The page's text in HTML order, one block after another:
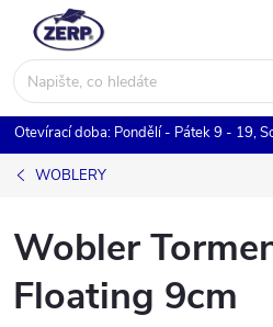
obsah
Otevírací doba: Pondělí - Pátek 9 - 19,
WOBLERY
Wobler
Floating 9cm